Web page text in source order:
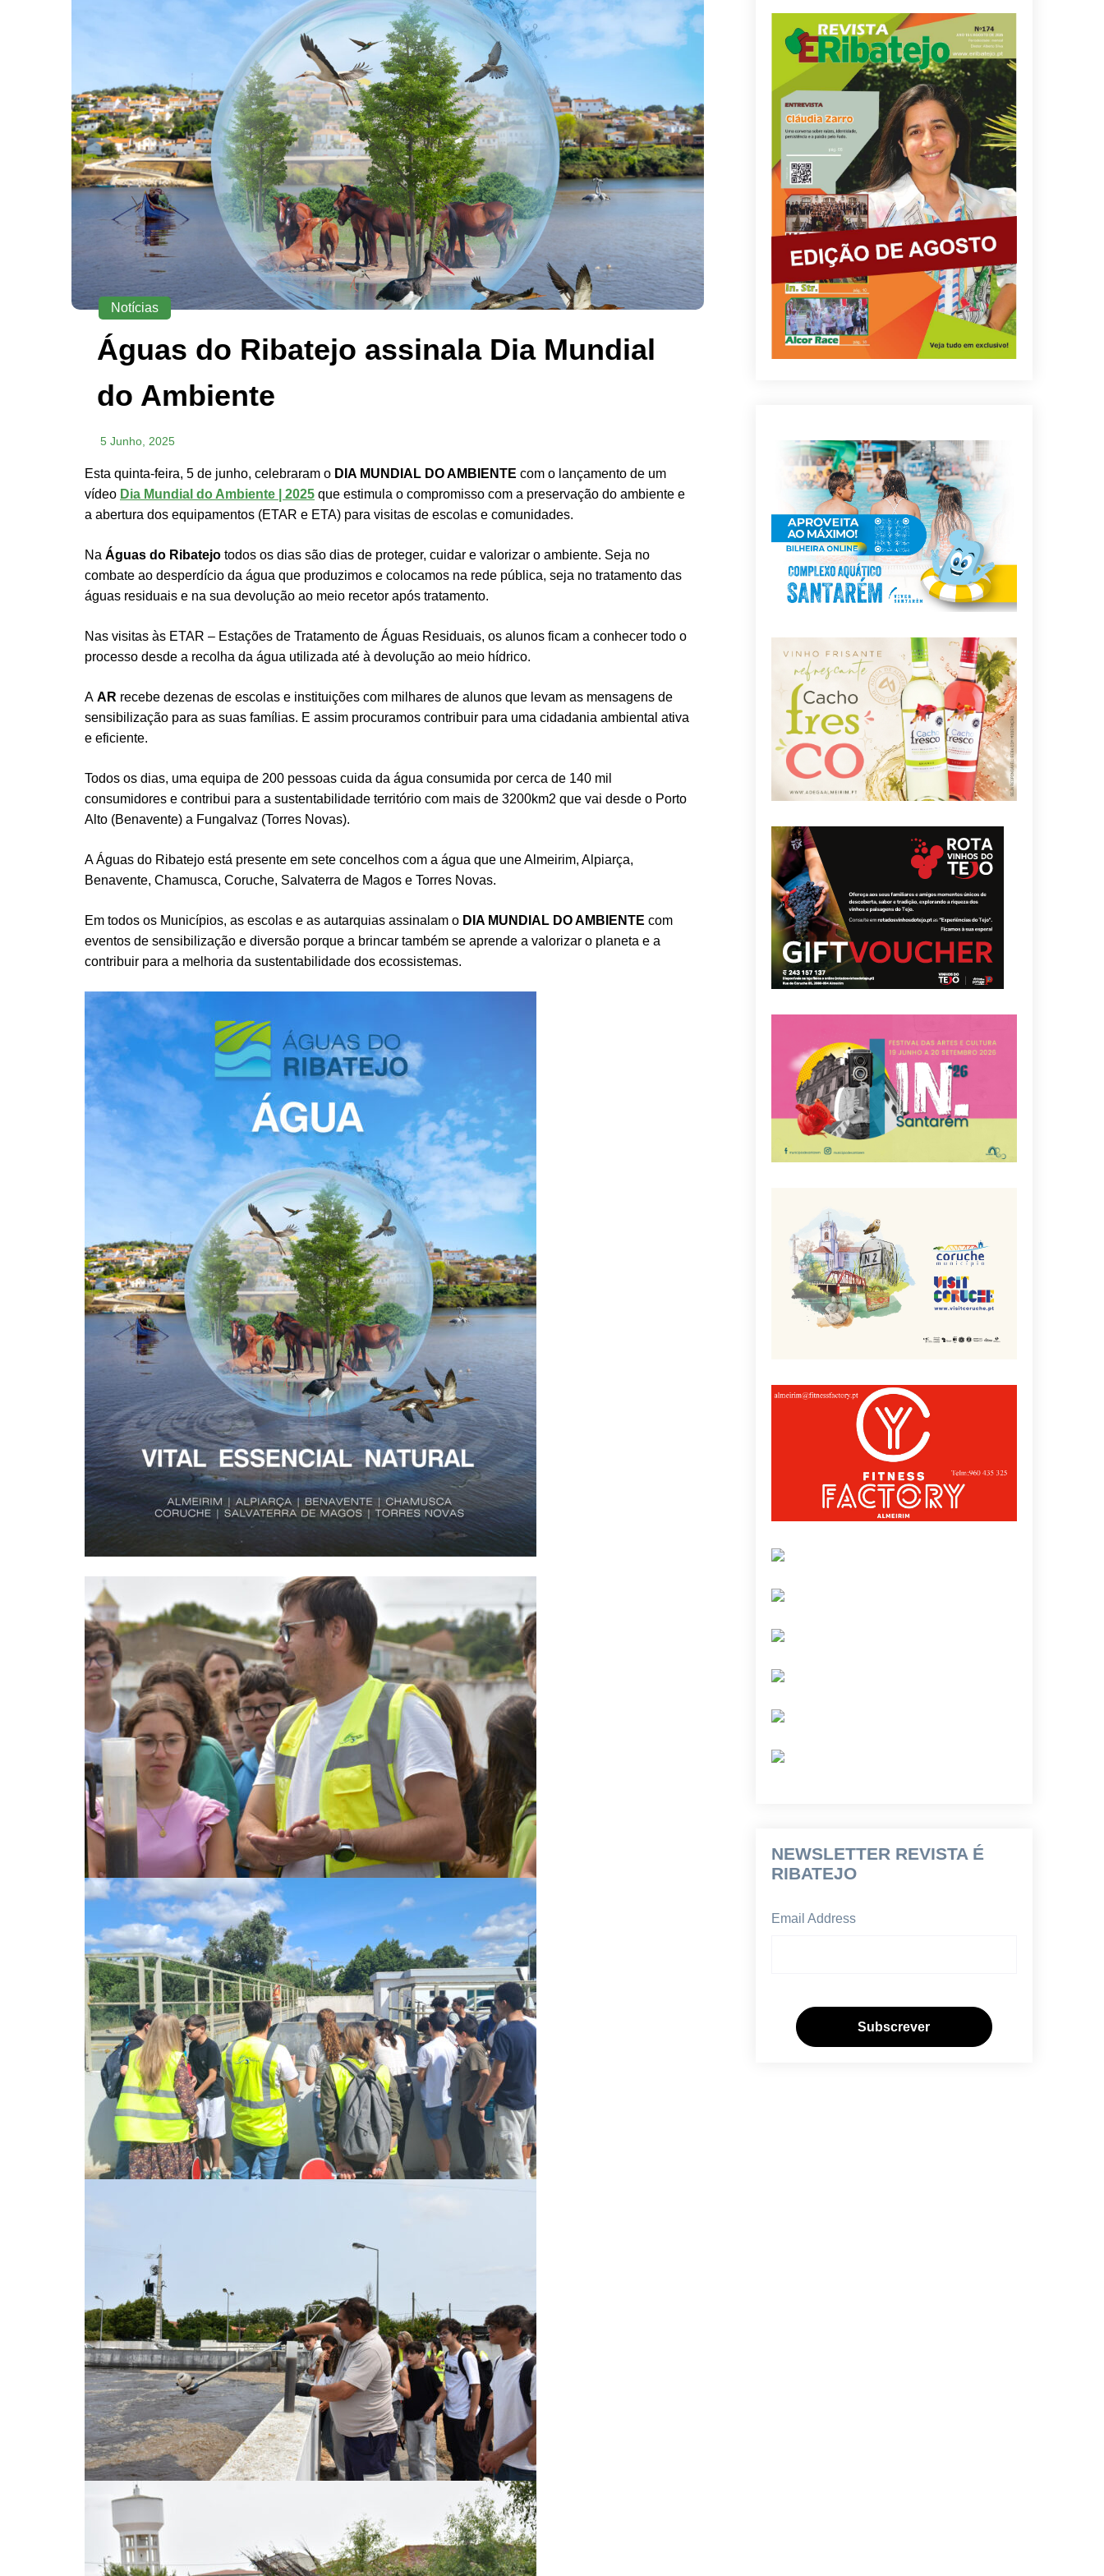
Notícias
Águas do Ribatejo assinala Dia Mundial
do Ambiente
5 Junho, 2025
Esta quinta-feira, 5 de junho, celebraram o DIA MUNDIAL DO AMBIENTE com o lançamento de um
vídeo Dia Mundial do Ambiente | 2025 que estimula o compromisso com a preservação do ambiente e
a abertura dos equipamentos (ETAR e ETA) para visitas de escolas e comunidades.
Na Águas do Ribatejo todos os dias são dias de proteger, cuidar e valorizar o ambiente. Seja no
combate ao desperdício da água que produzimos e colocamos na rede pública, seja no tratamento das
águas residuais e na sua devolução ao meio recetor após tratamento.
Nas visitas às ETAR – Estações de Tratamento de Águas Residuais, os alunos ficam a conhecer todo o
processo desde a recolha da água utilizada até à devolução ao meio hídrico.
A AR recebe dezenas de escolas e instituições com milhares de alunos que levam as mensagens de
sensibilização para as suas famílias. E assim procuramos contribuir para uma cidadania ambiental ativa
e eficiente.
Todos os dias, uma equipa de 200 pessoas cuida da água consumida por cerca de 140 mil
consumidores e contribui para a sustentabilidade território com mais de 3200km2 que vai desde o Porto
Alto (Benavente) a Fungalvaz (Torres Novas).
A Águas do Ribatejo está presente em sete concelhos com a água que une Almeirim, Alpiarça,
Benavente, Chamusca, Coruche, Salvaterra de Magos e Torres Novas.
Em todos os Municípios, as escolas e as autarquias assinalam o DIA MUNDIAL DO AMBIENTE com
eventos de sensibilização e diversão porque a brincar também se aprende a valorizar o planeta e a
contribuir para a melhoria da sustentabilidade dos ecossistemas.
NEWSLETTER REVISTA É
RIBATEJO
Email Address